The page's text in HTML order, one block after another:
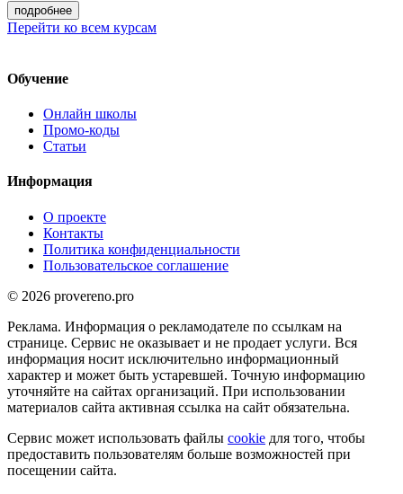
подробнее
Перейти ко всем курсам
Обучение
Онлайн школы
Промо-коды
Статьи
Информация
О проекте
Контакты
Политика конфиденциальности
Пользовательское соглашение
© 2026 provereno.pro
Реклама. Информация о рекламодателе по ссылкам на
странице. Сервис не оказывает и не продает услуги. Вся
информация носит исключительно информационный
характер и может быть устаревшей. Точную информацию
уточняйте на сайтах организаций. При использовании
материалов сайта активная ссылка на сайт обязательна.
Сервис может использовать файлы cookie для того, чтобы
предоставить пользователям больше возможностей при
посещении сайта.